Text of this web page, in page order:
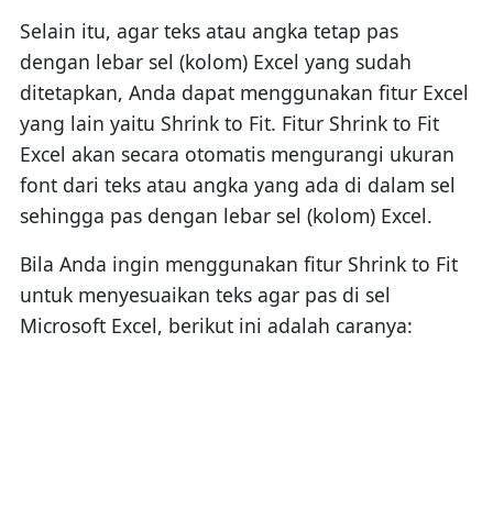
Selain itu, agar teks atau angka tetap pas
dengan lebar sel (kolom) Excel yang sudah
ditetapkan, Anda dapat menggunakan fitur Excel
yang lain yaitu Shrink to Fit. Fitur Shrink to Fit
Excel akan secara otomatis mengurangi ukuran
font dari teks atau angka yang ada di dalam sel
sehingga pas dengan lebar sel (kolom) Excel.
Bila Anda ingin menggunakan fitur Shrink to Fit
untuk menyesuaikan teks agar pas di sel
Microsoft Excel, berikut ini adalah caranya: